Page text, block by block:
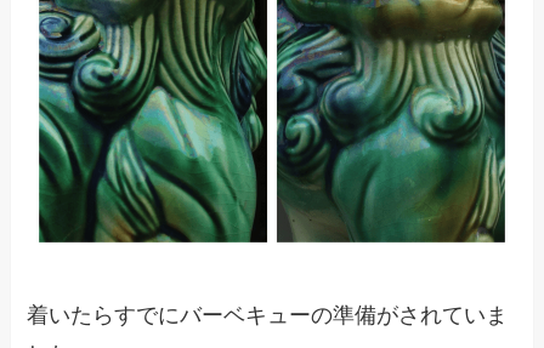
着いたらすでにバーベキューの準備がされていま